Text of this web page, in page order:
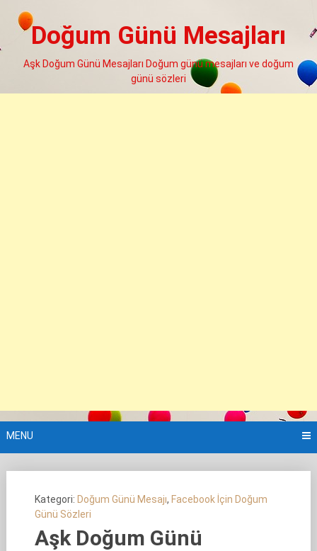
Doğum Günü Mesajları
Aşk Doğum Günü Mesajları Doğum günü mesajları ve doğum
günü sözleri
MENU
Kategori: Doğum Günü Mesajı, Facebook İçin Doğum
Günü Sözleri
Aşk Doğum Günü